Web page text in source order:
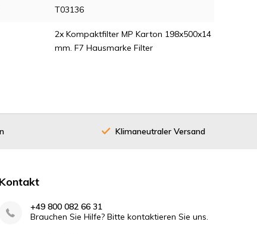
T03136
2x Kompaktfilter MP Karton 198x500x14
mm. F7 Hausmarke Filter
Klimaneutraler Versand
Kontakt
+49 800 082 66 31
Brauchen Sie Hilfe? Bitte kontaktieren Sie uns.